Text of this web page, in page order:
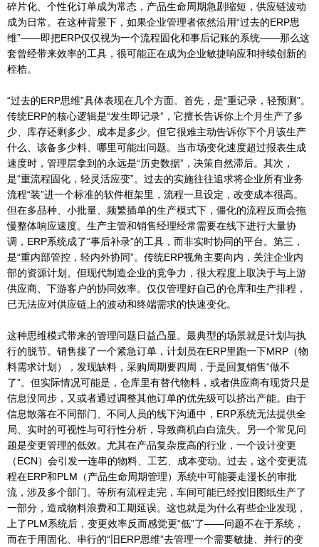
碎片化、个性化订单成为常态，产品生命周期急剧缩短，供应链波动
成为日常。在这种背景下，如果企业管理者依然沿用“过去的ERP思
维”——即把ERP仅仅视为一个流程固化和事后记账的系统——那么这
套曾经带来效率的工具，很可能正在成为企业敏捷响应和持续创新的
桎梏。
“过去的ERP思维”具体表现在几个方面。首先，是“重记录，轻预测”。
传统ERP的核心逻辑是“发生即记录”，它擅长告诉你上个月生产了多
少、库存还剩多少、成本是多少。但它很难主动告诉你下个月该生产
什么、该备多少料、哪里可能出问题。当市场变化速度超过报表生成
速度时，管理层拿到的永远是“历史数据”，决策自然滞后。其次，
是“重流程固化，轻灵活应变”。过去的实施往往追求将企业所有业务
流程“装”进一个标准的软件框架里，流程一旦设定，改变成本很高。
但在多品种、小批量、频繁插单的生产模式下，僵化的流程反而会拖
慢整体响应速度。生产主管和销售经理经常需要在线下进行大量协
调，ERP系统成了“事后补录”的工具，而非实时协同的平台。第三，
是“重内部管控，轻内外协同”。传统ERP视角主要向内，关注企业内
部的资源计划。但现代制造企业的竞争力，很大程度上取决于与上游
供应商、下游客户的协同效率。仅仅管理好自己的仓库和生产排程，
已无法应对供应链上的波动和终端需求的快速变化。
这种思维模式带来的管理问题日益凸显。最典型的场景就是计划与执
行的脱节。销售接了一个紧急订单，计划员在ERP里跑一下MRP（物
料需求计划），发现缺料，采购周期要四周，于是回复销售“做不
了”。但实际情况可能是，仓库里有替代物料，或者供应商有现货只是
信息没同步，又或者通过调整其他订单的优先级可以挤出产能。由于
信息散落在不同部门、不同人员的线下沟通中，ERP系统无法提供全
局、实时的可视性与可行性分析，导致商机白白流失。另一个常见问
题是变更管理的低效。尤其在产品复杂度高的行业，一个设计变更
（ECN）会引发一连串的物料、工艺、成本变动。过去，这个变更流
程在ERP和PLM（产品生命周期管理）系统中可能要走漫长的审批
流，涉及多个部门。等所有流程走完，车间可能已经按旧图纸生产了
一部分，造成物料浪费和工期延误。这也就是为什么有些企业发现，
上了PLM系统后，变更效率反而感觉更“低”了——问题不在于系统，
而在于用固化、串行的“旧ERP思维”去管理一个需要敏捷、并行的变